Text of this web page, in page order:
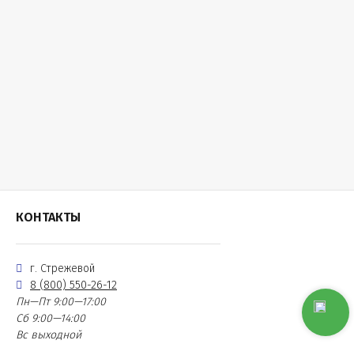
КОНТАКТЫ
г. Стрежевой
8 (800) 550-26-12
Пн—Пт 9:00—17:00
Сб 9:00—14:00
Вс выходной